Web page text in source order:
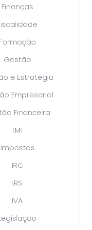
Finanças
Formação
Gestão
e Estratégia
Empresarial
Financeira
IMI
Impostos
IRC
IRS
IVA